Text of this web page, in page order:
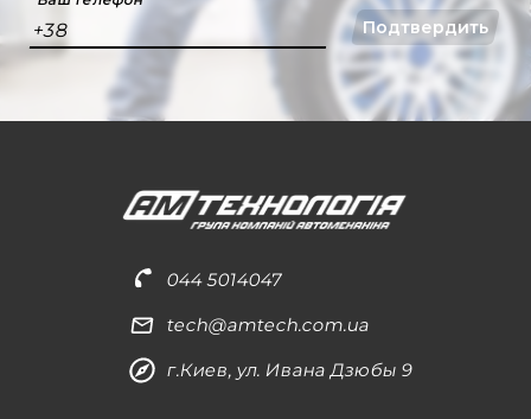
+38 Подтвердить
044 5014047
tech@amtech.com.ua
г.Киев, ул. Ивана Дзюбы 9